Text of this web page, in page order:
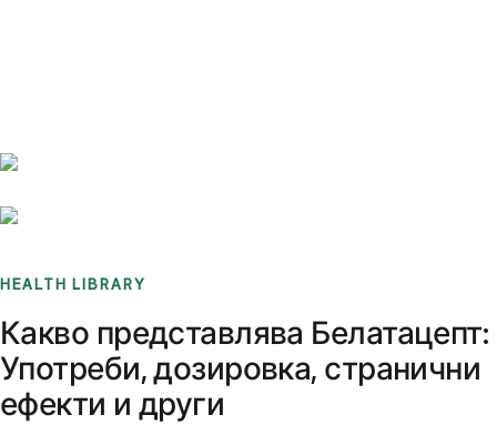
HEALTH LIBRARY
Какво представлява Белатацепт:
Употреби, дозировка, странични
ефекти и други